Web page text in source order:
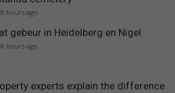
hours ago
gebeur in Heidelberg en Nigel
hours ago
experts explain the difference